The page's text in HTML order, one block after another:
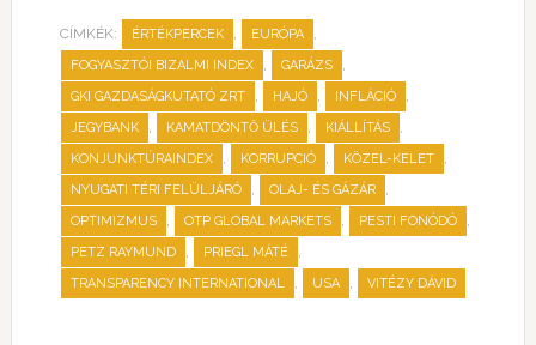
CÍMKÉK: ÉRTÉKPERCEK , EURÓPA ,
FOGYASZTÓI BIZALMI INDEX , GARÁZS ,
GKI GAZDASÁGKUTATÓ ZRT , HAJÓ , INFLÁCIÓ ,
JEGYBANK , KAMATDÖNTŐ ÜLÉS , KIÁLLÍTÁS ,
KONJUNKTÚRAINDEX , KORRUPCIÓ , KÖZEL-KELET ,
NYUGATI TÉRI FELÜLJÁRÓ , OLAJ- ÉS GÁZÁR ,
OPTIMIZMUS , OTP GLOBAL MARKETS , PESTI FONÓDÓ ,
PETZ RAYMUND , PRIEGL MÁTÉ ,
TRANSPARENCY INTERNATIONAL , USA , VITÉZY DÁVID